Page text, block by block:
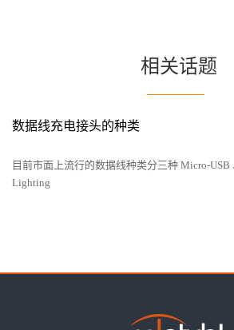
相关话题
数据线充电接头的种类
目前市面上流行的数据线种类分三种 Micro-USB
Lighting